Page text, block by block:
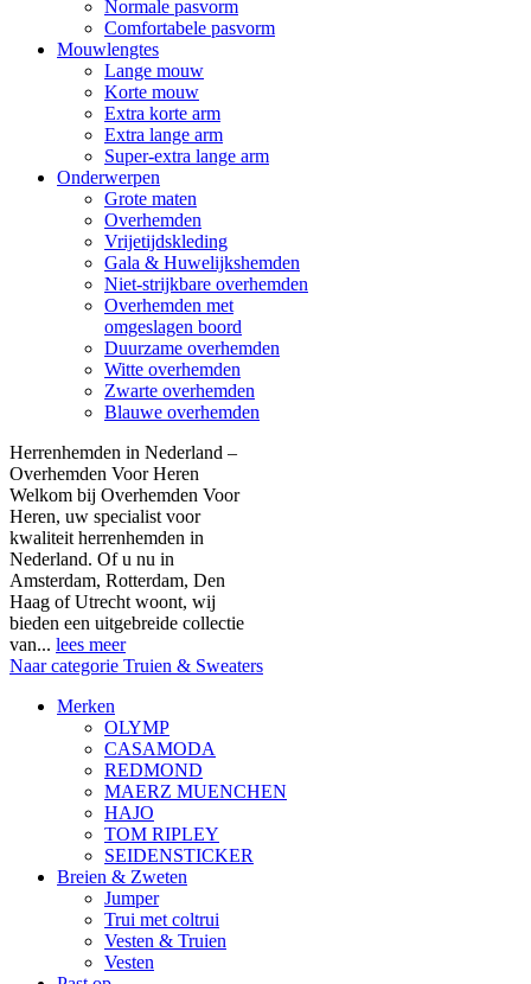
Normale pasvorm
Comfortabele pasvorm
Mouwlengtes
Lange mouw
Korte mouw
Extra korte arm
Extra lange arm
Super-extra lange arm
Onderwerpen
Grote maten
Overhemden
Vrijetijdskleding
Gala & Huwelijkshemden
Niet-strijkbare overhemden
Overhemden met
omgeslagen boord
Duurzame overhemden
Witte overhemden
Zwarte overhemden
Blauwe overhemden
Herrenhemden in Nederland –
Overhemden Voor Heren
Welkom bij Overhemden Voor
Heren, uw specialist voor
kwaliteit herrenhemden in
Nederland. Of u nu in
Amsterdam, Rotterdam, Den
Haag of Utrecht woont, wij
bieden een uitgebreide collectie
van... lees meer
Naar categorie Truien & Sweaters
Merken
OLYMP
CASAMODA
REDMOND
MAERZ MUENCHEN
HAJO
TOM RIPLEY
SEIDENSTICKER
Breien & Zweten
Jumper
Trui met coltrui
Vesten & Truien
Vesten